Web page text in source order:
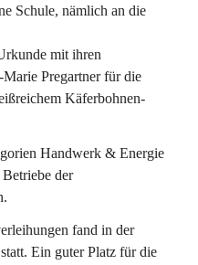
Schule, nämlich an die
mit ihren
Pregartner für die
Käferbohnen-
Handwerk & Energie
der
fand in der
Ein guter Platz für die